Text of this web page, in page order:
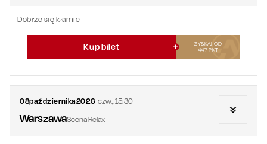
Dobrze się kłamie
Kup bilet
ZYSKAJ OD
447PKT
08października2026 czw.,15:30
WarszawaScena Relax